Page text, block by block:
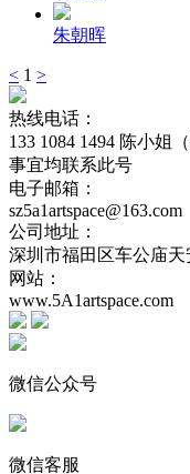
朱朝晖
< 1 >
热线电话：
133 1084 1494 陈小姐
事宜均联系此号
电子邮箱：
sz5a1artspace@163.com
公司地址：
深圳市福田区车公庙
网站：
www.5A1artspace.com
微信公众号
微信客服